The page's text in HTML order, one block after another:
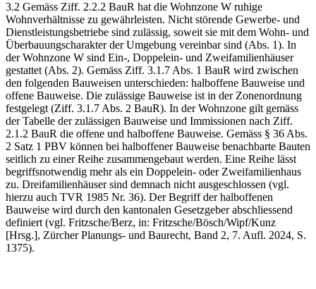
3.2 Gemäss Ziff. 2.2.2 BauR hat die Wohnzone W ruhige
Wohnverhältnisse zu gewährleisten. Nicht störende Gewerbe- und
Dienstleistungsbetriebe sind zulässig, soweit sie mit dem Wohn- und
Überbauungscharakter der Umgebung vereinbar sind (Abs. 1). In
der Wohnzone W sind Ein-, Doppelein- und Zweifamilienhäuser
gestattet (Abs. 2). Gemäss Ziff. 3.1.7 Abs. 1 BauR wird zwischen
den folgenden Bauweisen unterschieden: halboffene Bauweise und
offene Bauweise. Die zulässige Bauweise ist in der Zonenordnung
festgelegt (Ziff. 3.1.7 Abs. 2 BauR). In der Wohnzone gilt gemäss
der Tabelle der zulässigen Bauweise und Immissionen nach Ziff.
2.1.2 BauR die offene und halboffene Bauweise. Gemäss § 36 Abs.
2 Satz 1 PBV können bei halboffener Bauweise benachbarte Bauten
seitlich zu einer Reihe zusammengebaut werden. Eine Reihe lässt
begriffsnotwendig mehr als ein Doppelein- oder Zweifamilienhaus
zu. Dreifamilienhäuser sind demnach nicht ausgeschlossen (vgl.
hierzu auch TVR 1985 Nr. 36). Der Begriff der halboffenen
Bauweise wird durch den kantonalen Gesetzgeber abschliessend
definiert (vgl. Fritzsche/Berz, in: Fritzsche/Bösch/Wipf/Kunz
[Hrsg.], Zürcher Planungs- und Baurecht, Band 2, 7. Aufl. 2024, S.
1375).